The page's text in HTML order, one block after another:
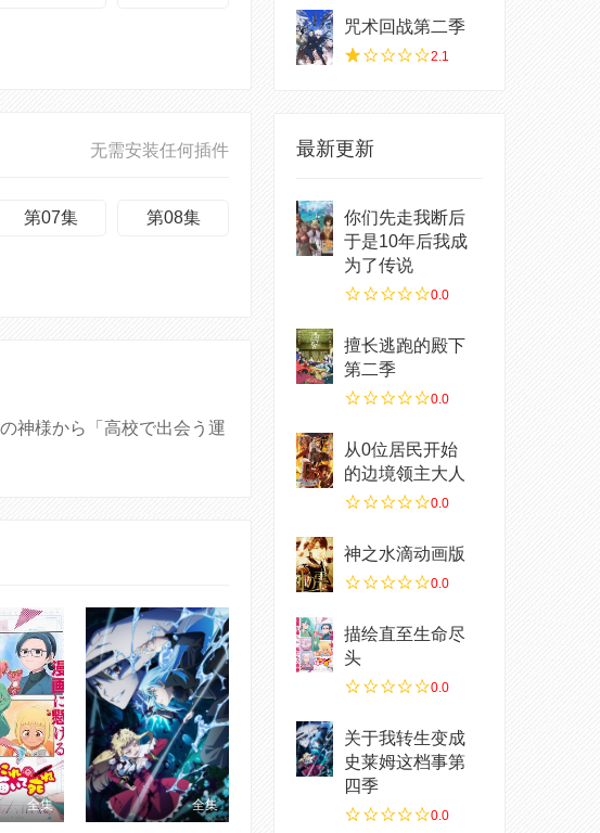
无需安装任何插件
第07集 第08集
神様から「高校で出会う運
全集 全集
咒术回战第二季
2.1
最新更新
你们先走我断后
于是10年后我成
为了传说
0.0
擅长逃跑的殿下
第二季
0.0
从0位居民开始
的边境领主大人
0.0
神之水滴动画版
0.0
描绘直至生命尽
头
0.0
关于我转生变成
史莱姆这档事第
四季
0.0